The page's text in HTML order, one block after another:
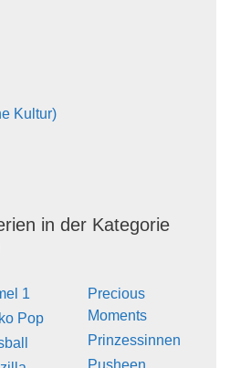
Kultur)
in der Kategorie
1
Pop
Precious
Moments
Prinzessinnen
Pusheen